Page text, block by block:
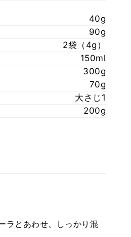
40g
90g
2袋（4g）
150ml
300g
70g
大さじ1
200g
ラとあわせ、しっかり混